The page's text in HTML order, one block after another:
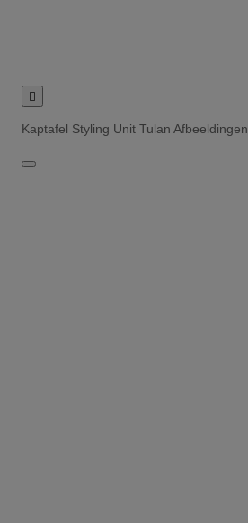

Kaptafel Styling Unit Tulan Afbeeldingen